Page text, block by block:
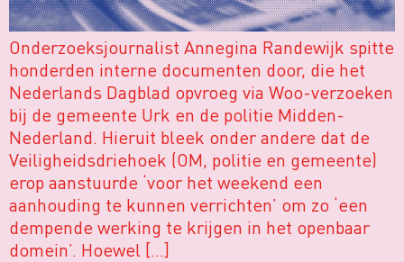
Onderzoeksjournalist Annegina Randewijk spitte
honderden interne documenten door, die het
Nederlands Dagblad opvroeg via Woo-verzoeken
bij de gemeente Urk en de politie Midden-
Nederland. Hieruit bleek onder andere dat de
Veiligheidsdriehoek (OM, politie en gemeente)
erop aanstuurde ‘voor het weekend een
aanhouding te kunnen verrichten’ om zo ‘een
dempende werking te krijgen in het openbaar
domein’. Hoewel […]